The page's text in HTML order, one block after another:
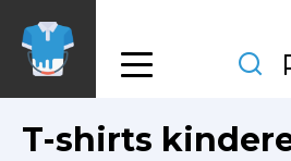
naar
T-shirts